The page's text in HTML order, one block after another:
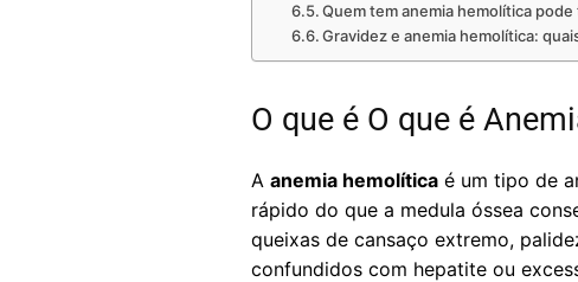
Quem tem anemia hemolítica pode
Gravidez e anemia hemolítica:
O que é O que é
A anemia hemolítica é um tipo de
rápido do que a medula óssea
queixas de cansaço extremo,
confundidos com hepatite ou